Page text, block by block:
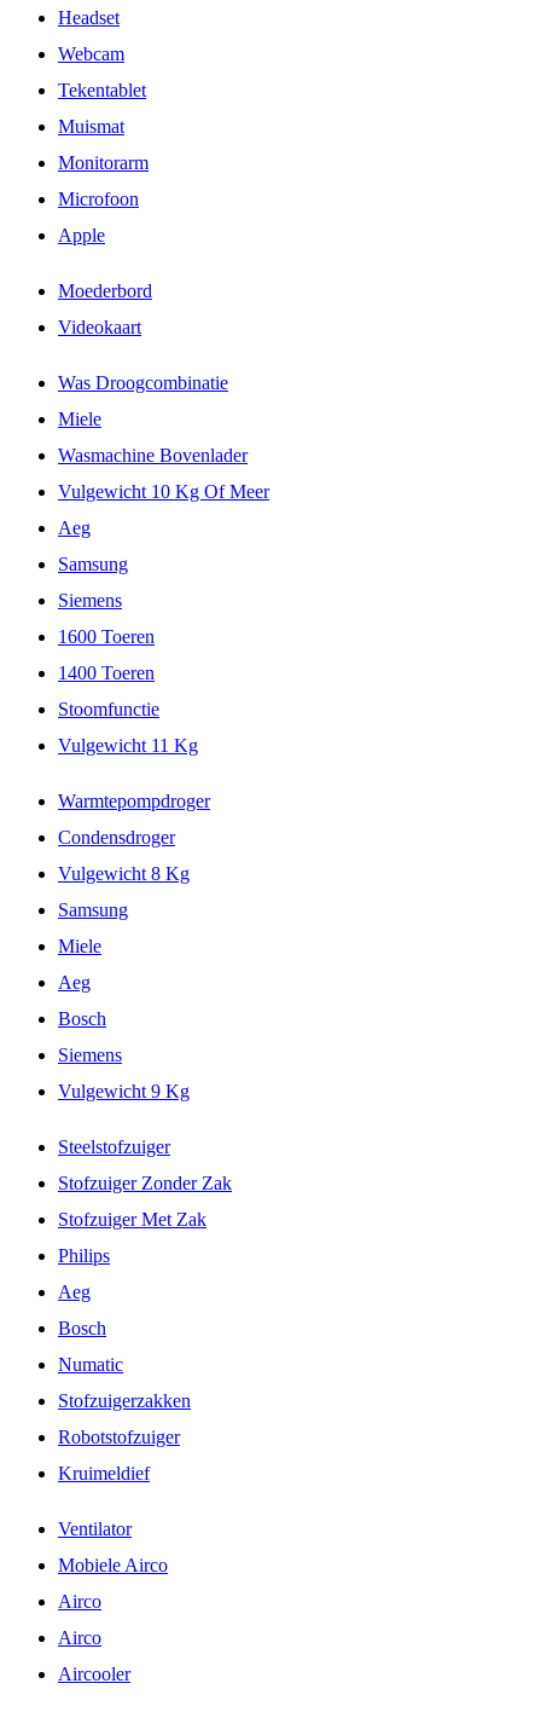
Headset
Webcam
Tekentablet
Muismat
Monitorarm
Microfoon
Apple
Moederbord
Videokaart
Was Droogcombinatie
Miele
Wasmachine Bovenlader
Vulgewicht 10 Kg Of Meer
Aeg
Samsung
Siemens
1600 Toeren
1400 Toeren
Stoomfunctie
Vulgewicht 11 Kg
Warmtepompdroger
Condensdroger
Vulgewicht 8 Kg
Samsung
Miele
Aeg
Bosch
Siemens
Vulgewicht 9 Kg
Steelstofzuiger
Stofzuiger Zonder Zak
Stofzuiger Met Zak
Philips
Aeg
Bosch
Numatic
Stofzuigerzakken
Robotstofzuiger
Kruimeldief
Ventilator
Mobiele Airco
Airco
Airco
Aircooler